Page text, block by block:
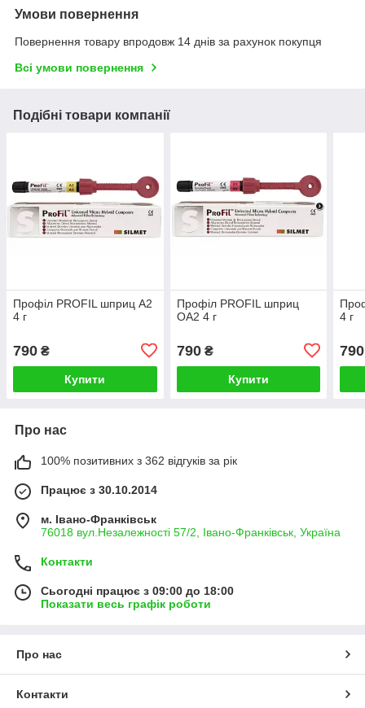
Умови повернення
Повернення товару впродовж 14 днів за рахунок покупця
Всі умови повернення
Подібні товари компанії
Профіл PROFIL шприц A2
4 г
790 ₴
Купити
Профіл PROFIL шприц
ОА2 4 г
790₴
Купити
4 г
790
Про нас
100% позитивних з 362 відгуків за рік
Працює з 30.10.2014
м. Івано-Франківськ
76018 вул.Незалежності 57/2, Івано-Франківськ, Україна
Контакти
Сьогодні працює з 09:00 до 18:00
Показати весь графік роботи
Про нас
Контакти